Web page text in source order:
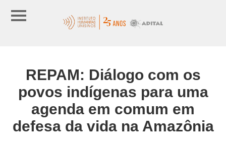
REPAM: Diálogo com os
povos indígenas para uma
agenda em comum em
defesa da vida na Amazônia